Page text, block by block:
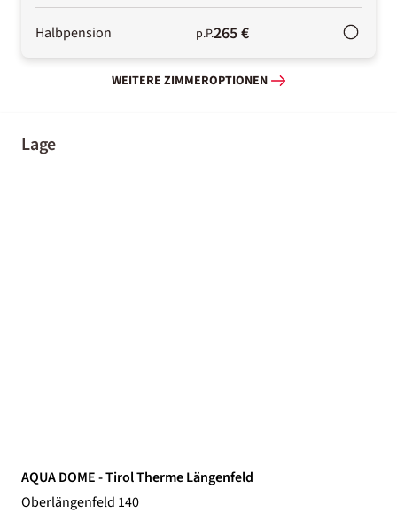
Halbpension p.P.265 €
WEITERE ZIMMEROPTIONEN
Lage
AQUA DOME - Tirol Therme Längenfeld
Oberlängenfeld 140